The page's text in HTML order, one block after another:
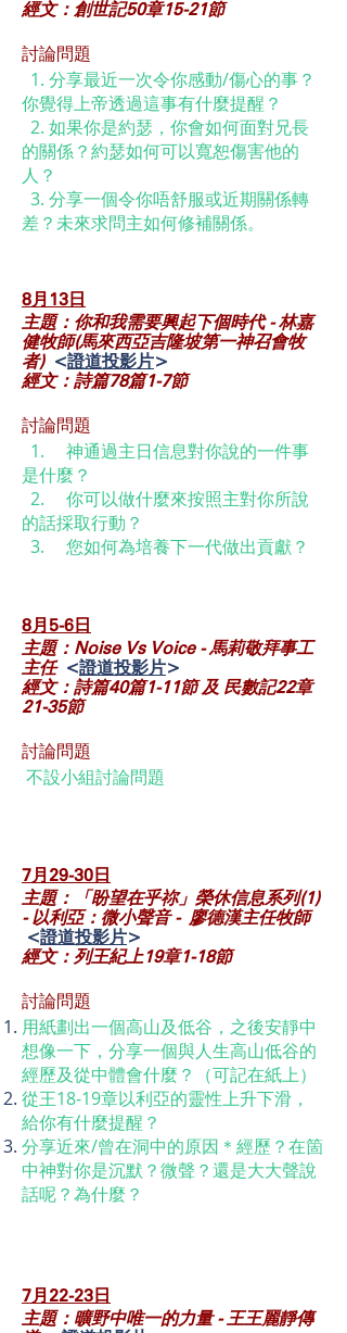
經文：創世記50章15-21節
討論問題
1. 分享最近一次令你感動/傷心的事？
你覺得上帝透過這事有什麼提醒？
2. 如果你是約瑟，你會如何面對兄長
的關係？約瑟如何可以寬恕傷害他的
人？
3. 分享一個令你唔舒服或近期關係轉
差？未來求問主如何修補關係。
8月13 日
主題：你和我需要興起下個時代 - 林嘉
健牧師(馬來西亞吉隆坡第一神召會牧
者) <證道投影片>
經文：詩篇78篇1-7節
討論問題
1. 神通過主日信息對你說的一件事
是什麼？
2. 你可以做什麼來按照主對你所說
的話採取行動？
3. 您如何為培養下一代做出貢獻？
8月5-6 日
主題：Noise Vs Voice - 馬莉敬拜事工
主任 <證道投影片>
經文：詩篇40篇1-11節 及 民數記22章
21-35節
討論問題
​​ 不設小組討論問題
7月29-30 日
主題：「盼望在乎祢」榮休信息系列(1)
- 以利亞：微小聲音 - 廖德漢主任牧師
<證道投影片>
經文：列王紀上19章1-18節
討論問題
用紙劃出一個高山及低谷，之後安靜中
想像一下，分享一個與人生高山低谷的
經歷及從中體會什麼？（可記在紙上）
從王18-19章以利亞的靈性上升下滑，
給你有什麼提醒？
分享近來/曾在洞中的原因＊經歷？在箇
中神對你是沉默？微聲？還是大大聲說
話呢？為什麼？
7月22-23 日
主題：曠野中唯一的力量 - 王王麗靜傳